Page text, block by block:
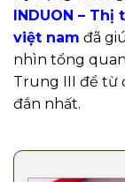
INDUON –
việt nam đã
nhìn tổng
Trung III để từ
đắn nhất.